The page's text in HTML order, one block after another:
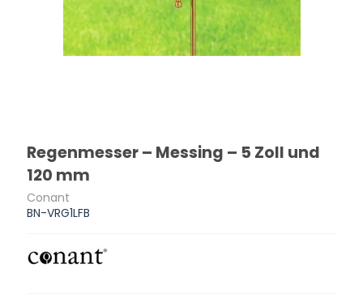
Regenmesser – Messing – 5 Zoll und
120 mm
Conant
BN-VRG1LFB